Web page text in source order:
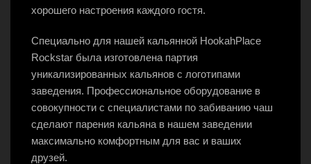
хорошего настроения каждого гостя.
Специально для нашей кальянной HookahPlace
Rockstar была изготовлена партия
уникализированных кальянов с логотипами
заведения. Профессиональное оборудование в
совокупности с специалистами по забиванию чаш
сделают парения кальяна в нашем заведении
максимально комфортным для вас и ваших
друзей.